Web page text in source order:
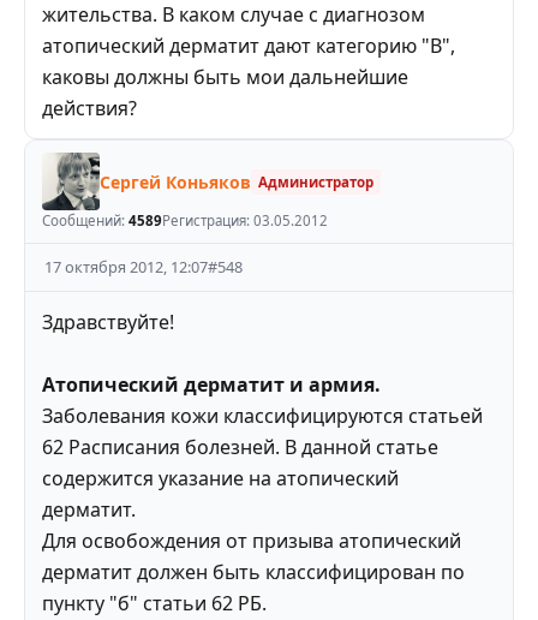
жительства. В каком случае с диагнозом
атопический дерматит дают категорию "В",
каковы должны быть мои дальнейшие
действия?
Сергей Коньяков Администратор
Сообщений: 4589Регистрация: 03.05.2012
17 октября 2012, 12:07#548
Здравствуйте!
Атопический дерматит и армия.
Заболевания кожи классифицируются статьей
62 Расписания болезней. В данной статье
содержится указание на атопический
дерматит.
Для освобождения от призыва атопический
дерматит должен быть классифицирован по
пункту "б" статьи 62 РБ.